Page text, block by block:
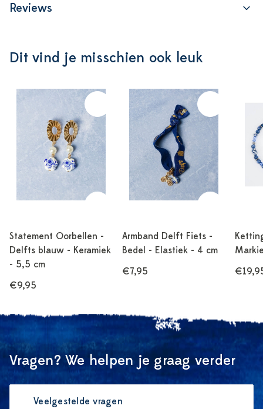
Reviews
Dit vind je misschien ook leuk
Statement Oorbellen -
Delfts blauw - Keramiek
- 5,5 cm
€9,95
Armband Delft Fiets -
Bedel - Elastiek - 4 cm
€7,95
Vragen? We helpen je graag verder
Veelgestelde vragen